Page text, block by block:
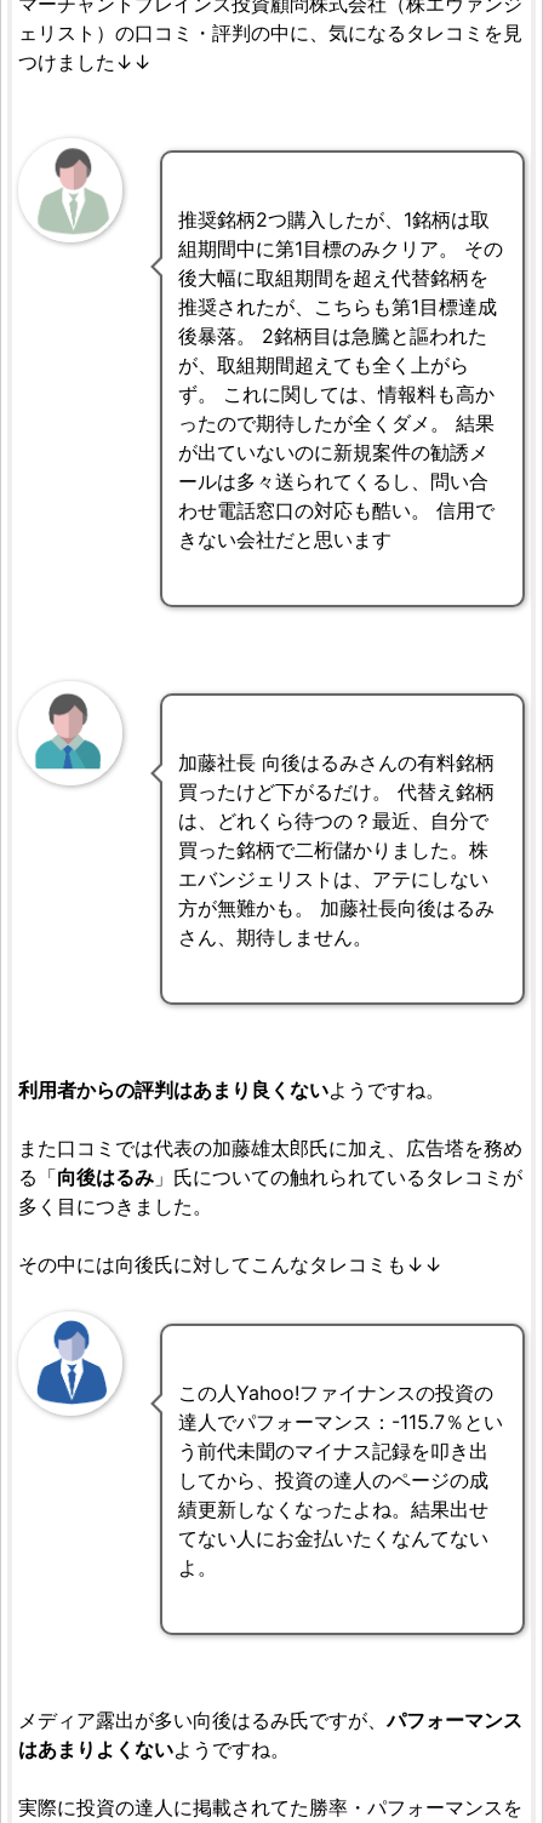
ェリスト）の口コミ・評判の中に、気になるタレコミを見
つけました↓↓
推奨銘柄2つ購入したが、1銘柄は取
組期間中に第1目標のみクリア。 その
後大幅に取組期間を超え代替銘柄を
推奨されたが、こちらも第1目標達成
後暴落。 2銘柄目は急騰と謳われた
が、取組期間超えても全く上がら
ず。 これに関しては、情報料も高か
ったので期待したが全くダメ。 結果
が出ていないのに新規案件の勧誘メ
ールは多々送られてくるし、問い合
わせ電話窓口の対応も酷い。 信用で
きない会社だと思います
加藤社長 向後はるみさんの有料銘柄
買ったけど下がるだけ。 代替え銘柄
は、どれくら待つの？最近、自分で
買った銘柄で二桁儲かりました。株
エバンジェリストは、アテにしない
方が無難かも。 加藤社長向後はるみ
さん、期待しません。
利用者からの評判はあまり良くないようですね。
また口コミでは代表の加藤雄太郎氏に加え、広告塔を務め
る「向後はるみ 」氏についての触れられているタレコミが
多く目につきました。
その中には向後氏に対してこんなタレコミも↓↓
この人Yahoo!ファイナンスの投資の
達人でパフォーマンス：-115.7％とい
う前代未聞のマイナス記録を叩き出
してから、投資の達人のページの成
績更新しなくなったよね。結果出せ
てない人にお金払いたくなんてない
よ。
メディア露出が多い向後はるみ氏ですが、パフォーマンス
はあまりよくないようですね。
実際に投資の達人に掲載されてた勝率・パフォーマンスを